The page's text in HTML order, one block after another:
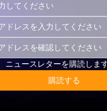
ニュースレターを購読します
購読する